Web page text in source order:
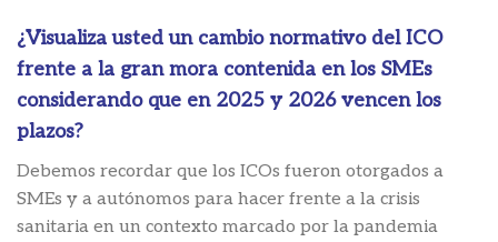
¿Visualiza usted un cambio normativo del ICO
frente a la gran mora contenida en los SMEs
considerando que en 2025 y 2026 vencen los
plazos?
Debemos recordar que los ICOs fueron otorgados a
SMEs y a autónomos para hacer frente a la crisis
sanitaria en un contexto marcado por la pandemia